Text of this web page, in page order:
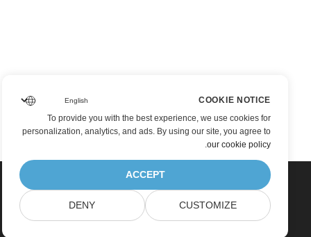
COOKIE NOTICE
To provide you with the best experience, we use cookies for
personalization, analytics, and ads. By using our site, you agree to
our cookie policy
.
ACCEPT
CUSTOMIZE
DENY